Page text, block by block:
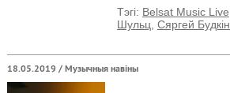
Тэгi: Belsat Music Live
Шульц Сяргей Будкін
18.05.2019 /Музычныя навіны